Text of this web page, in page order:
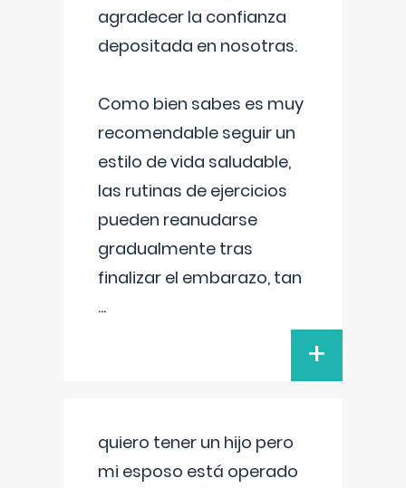
agradecer la confianza
depositada en nosotras.
Como bien sabes es muy
recomendable seguir un
estilo de vida saludable,
las rutinas de ejercicios
pueden reanudarse
gradualmente tras
finalizar el embarazo, tan
...
+
quiero tener un hijo pero
mi esposo está operado